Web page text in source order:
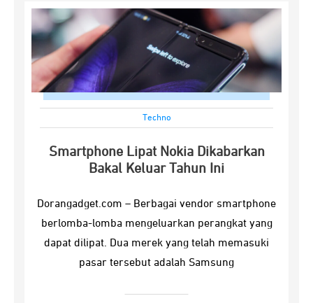
Techno
Smartphone Lipat Nokia Dikabarkan
Bakal Keluar Tahun Ini
Dorangadget.com – Berbagai vendor smartphone
berlomba-lomba mengeluarkan perangkat yang
dapat dilipat. Dua merek yang telah memasuki
pasar tersebut adalah Samsung